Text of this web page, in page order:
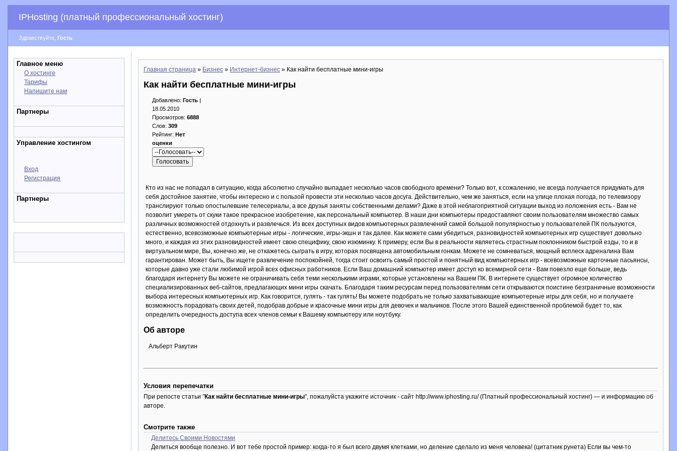
IPHosting (платный профессиональный хостинг)
Здравствуйте, Гость
Главное меню
О хостинге
Тарифы
Напишите нам
Партнеры
Управление хостингом
Вход
Регистрация
Партнеры
Главная страница » Бизнес » Интернет-бизнес » Как найти бесплатные мини-игры
Как найти бесплатные мини-игры
Добавлено: Гость |
18.05.2010
Просмотров: 6888
Слов: 309
Рейтинг: Нет
оценки
Кто из нас не попадал в ситуацию, когда абсолютно случайно выпадает несколько часов свободного времени? Только вот, к сожалению, не всегда получается придумать для
себя достойное занятие, чтобы интересно и с пользой провести эти несколько часов досуга. Действительно, чем же заняться, если на улице плохая погода, по телевизору
транслируют только опостылевшие телесериалы, а все друзья заняты собственными делами? Даже в этой неблагоприятной ситуации выход из положения есть - Вам не
позволит умереть от скуки такое прекрасное изобретение, как персональный компьютер. В наши дни компьютеры предоставляют своим пользователям множество самых
различных возможностей отдохнуть и развлечься. Из всех доступных видов компьютерных развлечений самой большой популярностью у пользователей ПК пользуются,
естественно, всевозможные компьютерные игры - логические, игры-экшн и так далее. Как можете сами убедиться, разновидностей компьютерных игр существует довольно
много, и каждая из этих разновидностей имеет свою специфику, свою изюминку. К примеру, если Вы в реальности являетесь страстным поклонником быстрой езды, то и в
виртуальном мире, Вы, конечно же, не откажетесь сыграть в игру, которая посвящена автомобильным гонкам. Можете не сомневаться, мощный всплеск адреналина Вам
гарантирован. Может быть, Вы ищете развлечение поспокойней, тогда стоит освоить самый простой и понятный вид компьютерных игр - всевозможные карточные пасьянсы,
которые давно уже стали любимой игрой всех офисных работников. Если Ваш домашний компьютер имеет доступ ко всемирной сети - Вам повезло еще больше, ведь
благодаря интернету Вы можете не ограничивать себя теми несколькими играми, которые установлены на Вашем ПК. В интернете существует огромное количество
специализированных веб-сайтов, предлагающих мини игры скачать. Благодаря таким ресурсам перед пользователями сети открываются поистине безграничные возможности
выбора интересных компьютерных игр. Как говорится, гулять - так гулять! Вы можете подобрать не только захватывающие компьютерные игры для себя, но и получаете
возможность порадовать своих детей, подобрав добрые и красочные мини игры для девочек и мальчиков. После этого Вашей единственной проблемой будет то, как
определить очередность доступа всех членов семьи к Вашему компьютеру или ноутбуку.
Об авторе
Альберт Ракутин
Условия перепечатки
При репосте статьи "Как найти бесплатные мини-игры", пожалуйста укажите источник - сайт http://www.iphosting.ru/ (Платный профессиональный хостинг) — и информацию об
авторе.
Смотрите также
Делитесь Своими Новостями
Делиться вообще полезно. И вот тебе простой пример: когда-то я был всего двумя клетками, но деление сделало из меня человека! (цитатник рунета) Если вы чем-то